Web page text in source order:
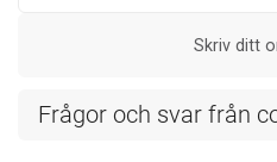
Skriv ditt
Frågor och svar från